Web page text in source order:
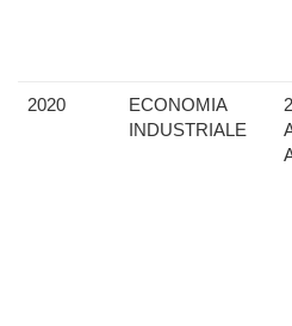
2020
ECONOMIA
INDUSTRIALE